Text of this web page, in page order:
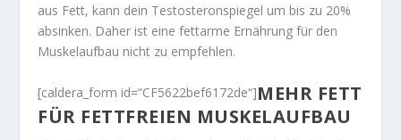
aus Fett, kann dein Testosteronspiegel um bis zu 20%
absinken. Daher ist eine fettarme Ernährung für den
Muskelaufbau nicht zu empfehlen.
[caldera_form id=“CF5622bef6172de“]MEHR FETT
FÜR FETTFREIEN MUSKELAUFBAU